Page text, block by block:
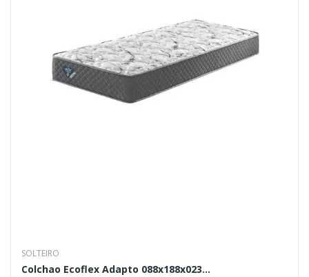
SOLTEIRO
Colchao Ecoflex Adapto 088x188x023...